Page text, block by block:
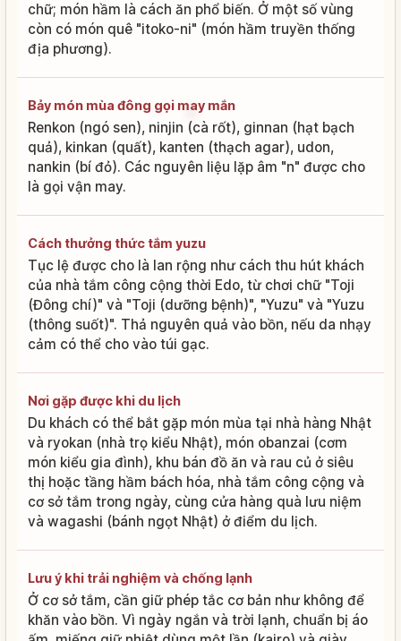
chữ; món hầm là cách ăn phổ biến. Ở một số vùng
còn có món quê "itoko-ni" (món hầm truyền thống
địa phương).
Bảy món mùa đông gọi may mắn
Renkon (ngó sen), ninjin (cà rốt), ginnan (hạt bạch
quả), kinkan (quất), kanten (thạch agar), udon,
nankin (bí đỏ). Các nguyên liệu lặp âm "n" được cho
là gọi vận may.
Cách thưởng thức tắm yuzu
Tục lệ được cho là lan rộng như cách thu hút khách
của nhà tắm công cộng thời Edo, từ chơi chữ "Toji
(Đông chí)" và "Toji (dưỡng bệnh)", "Yuzu" và "Yuzu
(thông suốt)". Thả nguyên quả vào bồn, nếu da nhạy
cảm có thể cho vào túi gạc.
Nơi gặp được khi du lịch
Du khách có thể bắt gặp món mùa tại nhà hàng Nhật
và ryokan (nhà trọ kiểu Nhật), món obanzai (cơm
món kiểu gia đình), khu bán đồ ăn và rau củ ở siêu
thị hoặc tầng hầm bách hóa, nhà tắm công cộng và
cơ sở tắm trong ngày, cùng cửa hàng quà lưu niệm
và wagashi (bánh ngọt Nhật) ở điểm du lịch.
Lưu ý khi trải nghiệm và chống lạnh
Ở cơ sở tắm, cần giữ phép tắc cơ bản như không để
khăn vào bồn. Vì ngày ngắn và trời lạnh, chuẩn bị áo